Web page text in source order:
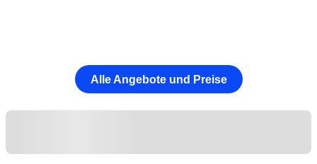
Alle Angebote und Preise